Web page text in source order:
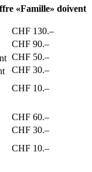
«Famille» doivent
CHF 130.–
CHF 90.–
CHF 50.–
CHF 30.–
CHF 10.–
CHF 60.–
CHF 30.–
CHF 10.–